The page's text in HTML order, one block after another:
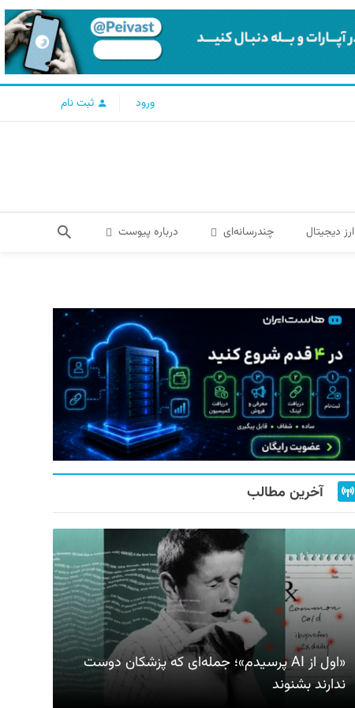
ورود ثبت نام
ارز دیجیتال چندرسانه‌ای درباره پیوست
آخرین مطالب
«اول از AI پرسیدم»؛ جمله‌ای که پزشکان دوست
ندارند بشنوند